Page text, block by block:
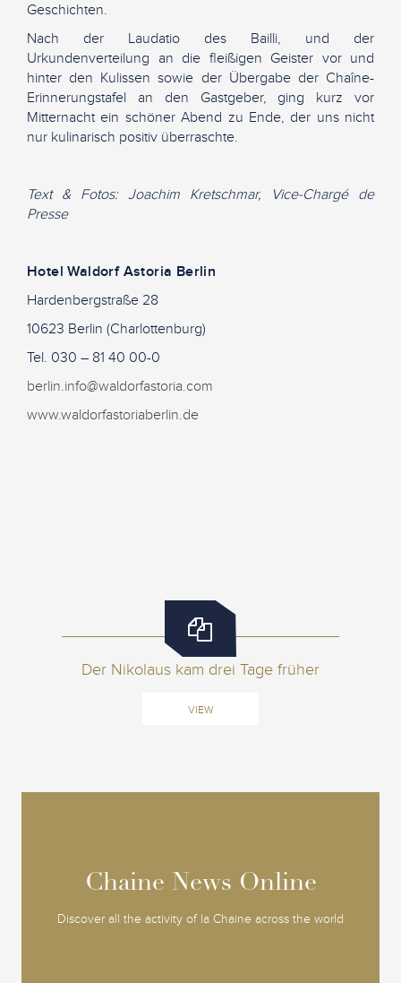
Geschichten.
Nach der Laudatio des Bailli, und der
Urkundenverteilung an die fleißigen Geister vor und
hinter den Kulissen sowie der Übergabe der Chaîne-
Erinnerungstafel an den Gastgeber, ging kurz vor
Mitternacht ein schöner Abend zu Ende, der uns nicht
nur kulinarisch positiv überraschte.
Text & Fotos: Joachim Kretschmar, Vice-Chargé de
Presse
Hotel Waldorf Astoria Berlin
Hardenbergstraße 28
10623 Berlin (Charlottenburg)
Tel. 030 – 81 40 00-0
berlin.info@waldorfastoria.com
www.waldorfastoriaberlin.de
Der Nikolaus kam drei Tage früher
VIEW
Chaine News Online
Discover all the activity of la Chaine across the world
Chaine News Online